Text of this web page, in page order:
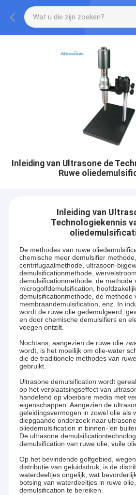
Inleiding van Ultrasone de
Ruwe
Inleiding van
Technologiekennis
De methodes van ruwe
chemische meer demulsifier
centrifugaalmethode, ultrasoon-
demulsificationmethode,
demulsificationmethode, de methode
microgolfdemulsification,
demulsificationmethode, de methode
membraandemulsification, enz. In
wordt de ruwe olie gedemulgeerd,
en door chemische demulsifiers en
voegen ontzilt.
Nochtans, aangezien de ruwe olie
wordt, is het moeilijk om olie-water
die de traditionele methodes van
gebruikt.
Ultrasone demulsification wordt
op het verplaatsingseffect van
handelend op vloeibare media met
eigenschappen. Aangezien de
geleidingsvermogen in zowel olie als
diepgaande onderzoek naar
oliedemulsification in binnen- en
De ultrasone
demulsification van ruwe olie, vuile
Op het bevindende golfgebied,
distributie van geluidsdruk, is de
waterdeeltjes ongelijk, wat
botsing van waterdeeltjes in ruwe
demulsification te bereiken.